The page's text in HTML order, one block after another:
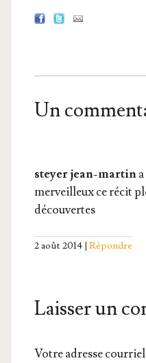
Un
steyer jean-martin
mer­veilleux ce récit
découvertes
2 août 2014 Répondre
Laisser un
Votre adresse